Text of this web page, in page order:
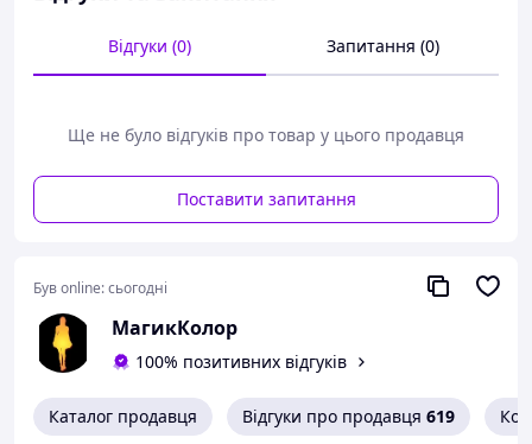
Відгуки (0) Запитання (0)
Ще не було відгуків про товар у цього продавця
Поставити запитання
Був online:сьогодні
МагикКолор
100% позитивних відгуків
Каталог продавця Відгуки про продавця 619